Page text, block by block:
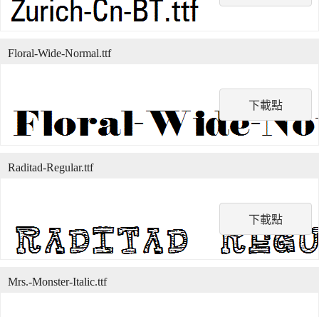
下載點
Floral-Wide-Normal.ttf
下載點
Raditad-Regular.ttf
Mrs.-Monster-Italic.ttf